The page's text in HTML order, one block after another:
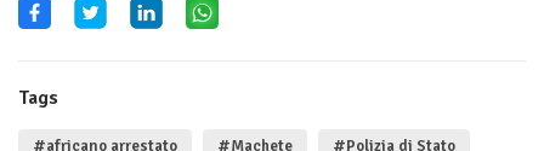
Tags
#africano arrestato #Machete #Polizia di Stato